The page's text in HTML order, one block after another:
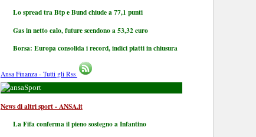
Lo spread tra Btp e Bund chiude a 77,1 punti
Gas in netto calo, future scendono a 53,32 euro
Borsa: Europa consolida i record, indici piatti in chiusura
Ansa Finanza - Tutti gli Rss
Sport
News di altri sport - ANSA.it
La Fifa conferma il pieno sostegno a Infantino